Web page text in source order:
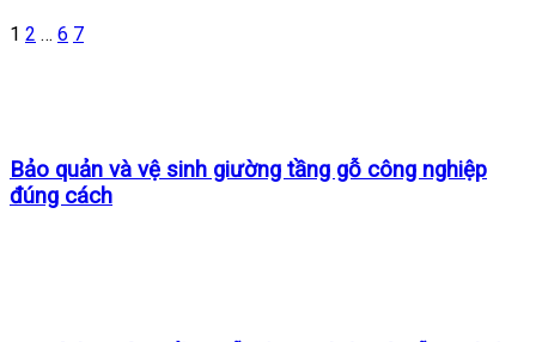
1 2 … 6 7
Bảo quản và vệ sinh giường tầng gỗ công nghiệp
đúng cách